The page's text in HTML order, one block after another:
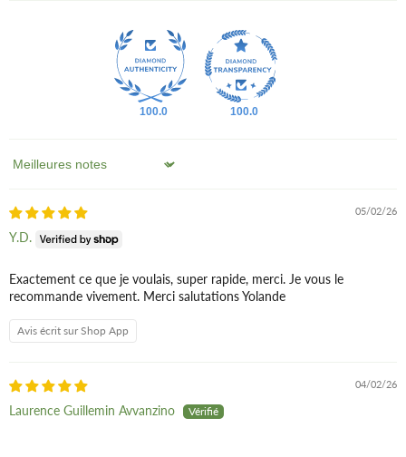
Rincer à l'eau claire puis appliquer votre shampooing.
L’argile prend vie au contact de l’eau: pour préserver ses
vertus, humidifiez-la autant que nécessaire.
L'argile verte peut être utilisée en usage interne. Pour boire
La Magie du Naturel
Verser une cuillère à café d'argile dans un verre d'eau ;
Laisser reposer le mélange toute la nuit.
suivre cette cure pendant 21 jours. Veillez à respecter une
semaine d'arrêt avant une nouvelle cure de 3 semaines.
100.0 100.0
Sort by
05/02/26
Y.D.
Exactement ce que je voulais, super rapide, merci. Je vous le
recommande vivement. Merci salutations Yolande
Avis écrit sur Shop App
04/02/26
Laurence Guillemin Avvanzino